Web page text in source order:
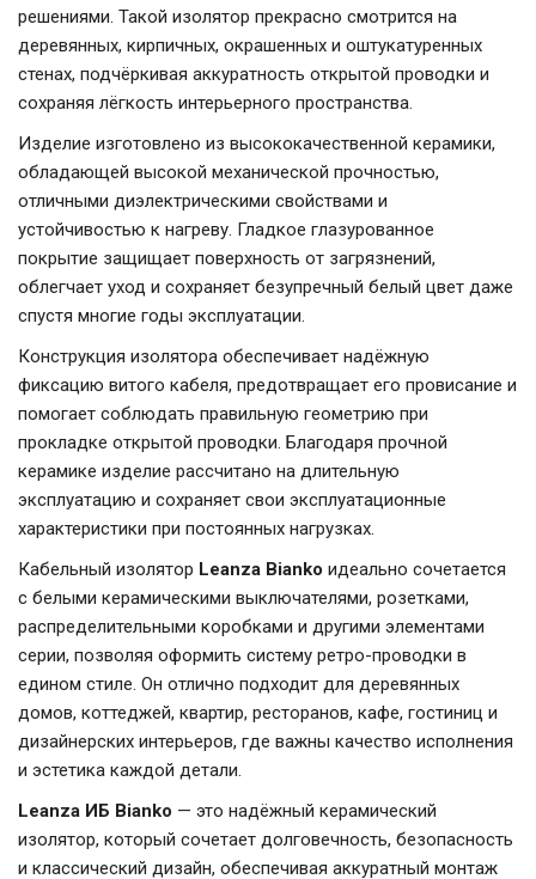
решениями. Такой изолятор прекрасно смотрится на
деревянных, кирпичных, окрашенных и оштукатуренных
стенах, подчёркивая аккуратность открытой проводки и
сохраняя лёгкость интерьерного пространства.
Изделие изготовлено из высококачественной керамики,
обладающей высокой механической прочностью,
отличными диэлектрическими свойствами и
устойчивостью к нагреву. Гладкое глазурованное
покрытие защищает поверхность от загрязнений,
облегчает уход и сохраняет безупречный белый цвет даже
спустя многие годы эксплуатации.
Конструкция изолятора обеспечивает надёжную
фиксацию витого кабеля, предотвращает его провисание и
помогает соблюдать правильную геометрию при
прокладке открытой проводки. Благодаря прочной
керамике изделие рассчитано на длительную
эксплуатацию и сохраняет свои эксплуатационные
характеристики при постоянных нагрузках.
Кабельный изолятор Leanza Bianko идеально сочетается
с белыми керамическими выключателями, розетками,
распределительными коробками и другими элементами
серии, позволяя оформить систему ретро-проводки в
едином стиле. Он отлично подходит для деревянных
домов, коттеджей, квартир, ресторанов, кафе, гостиниц и
дизайнерских интерьеров, где важны качество исполнения
и эстетика каждой детали.
Leanza ИБ Bianko — это надёжный керамический
изолятор, который сочетает долговечность, безопасность
и классический дизайн, обеспечивая аккуратный монтаж